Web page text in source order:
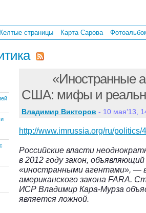
страницы Карта Сарова
«Иностранные
США: мифы и
Владимир Викторов - 10 мая’13,
http://www.imrussia.org/ru/politics/
Российские власти
в 2012 году закон,
«иностранными агентами», —
американского закона FARA.
ИСР Владимир Кара-Мурза
является ложной.